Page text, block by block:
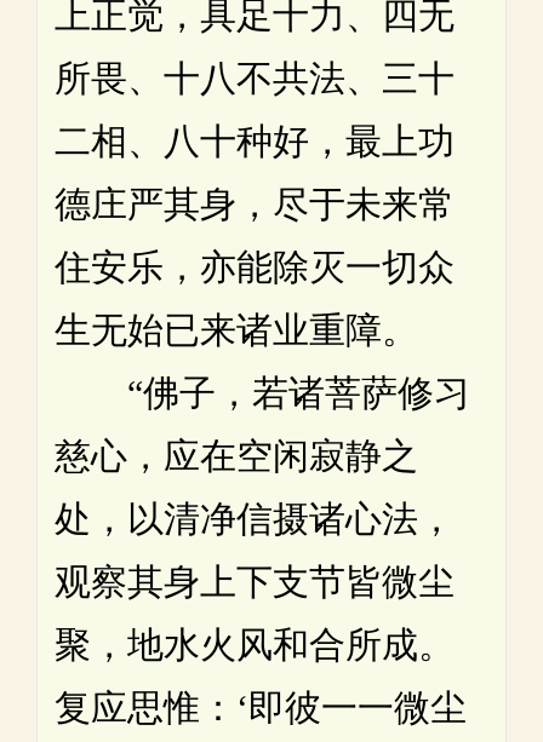
上正觉，具足十力、四无
所畏、十八不共法、三十
二相、八十种好，最上功
德庄严其身，尽于未来常
住安乐，亦能除灭一切众
生无始已来诸业重障。
“佛子，若诸菩萨修习
慈心，应在空闲寂静之
处，以清净信摄诸心法，
观察其身上下支节皆微尘
聚，地水火风和合所成。
复应思惟：‘即彼一一微尘